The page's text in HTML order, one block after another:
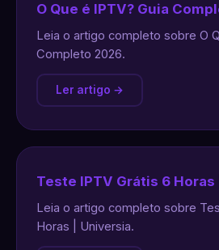
O Que é IPTV? Guia
Leia o artigo completo sobre O
Completo 2026.
Ler artigo →
Teste IPTV Grátis 6
Leia o artigo completo sobre
Horas | Universia.